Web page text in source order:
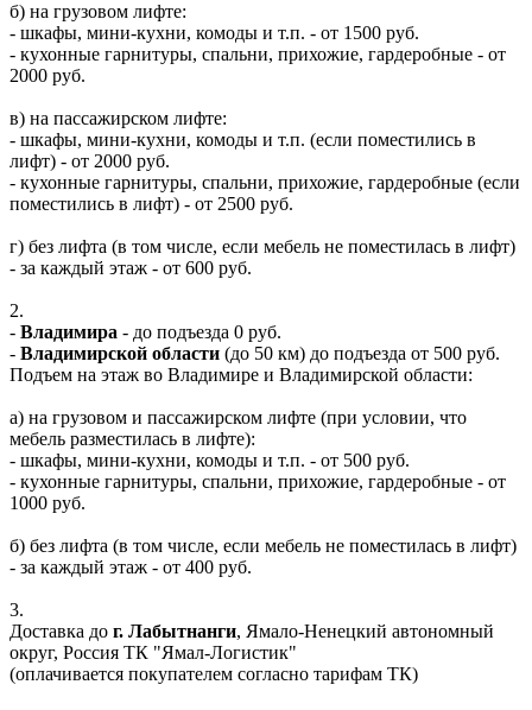
б) на грузовом лифте:
- шкафы, мини-кухни, комоды и т.п. - от 1500 руб.
- кухонные гарнитуры, спальни, прихожие, гардеробные - от
2000 руб.
в) на пассажирском лифте:
- шкафы, мини-кухни, комоды и т.п. (если поместились в
лифт) - от 2000 руб.
- кухонные гарнитуры, спальни, прихожие, гардеробные (если
поместились в лифт) - от 2500 руб.
г) без лифта (в том числе, если мебель не поместилась в лифт)
- за каждый этаж - от 600 руб.
2.
- Владимира - до подъезда 0 руб.
- Владимирской области (до 50 км) до подъезда от 500 руб.
Подъем на этаж во Владимире и Владимирской области:
а) на грузовом и пассажирском лифте (при условии, что
мебель разместилась в лифте):
- шкафы, мини-кухни, комоды и т.п. - от 500 руб.
- кухонные гарнитуры, спальни, прихожие, гардеробные - от
1000 руб.
б) без лифта (в том числе, если мебель не поместилась в лифт)
- за каждый этаж - от 400 руб.
3.
Доставка до г. Лабытнанги, Ямало-Ненецкий автономный
округ, Россия ТК "Ямал-Логистик"
(оплачивается покупателем согласно тарифам ТК)